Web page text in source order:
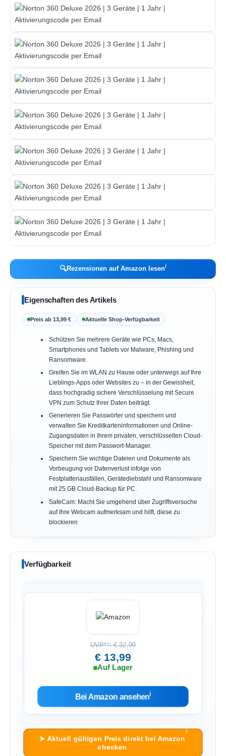
🔍Rezensionen auf Amazon lesenℹ︎
Eigenschaften des Artikels
Preis ab 13,99 € Aktuelle Shop-Verfügbarkeit
Schützen Sie mehrere Geräte wie PCs, Macs,
Smartphones und Tablets vor Malware, Phishing und
Ransomware.
Greifen Sie im WLAN zu Hause oder unterwegs auf Ihre
Lieblings-Apps oder Websites zu – in der Gewissheit,
dass hochgradig sichere Verschlüsselung mit Secure
VPN zum Schutz Ihrer Daten beiträgt.
Generieren Sie Passwörter und speichern und
verwalten Sie Kreditkarteninformationen und Online-
Zugangsdaten in Ihrem privaten, verschlüsselten Cloud-
Speicher mit dem Passwort-Manager.
Speichern Sie wichtige Dateien und Dokumente als
Vorbeugung vor Datenverlust infolge von
Festplattenausfällen, Gerätediebstahl und Ransomware
mit 25 GB Cloud-Backup für PC.
SafeCam: Macht Sie umgehend über Zugriffsversuche
auf Ihre Webcam aufmerksam und hilft, diese zu
blockieren
Verfügbarkeit
UVP**: € 32,99
€ 13,99
Auf Lager
Bei Amazon ansehenℹ︎
➤ Aktuell gültigen Preis direkt bei Amazon
checken
ℹ︎